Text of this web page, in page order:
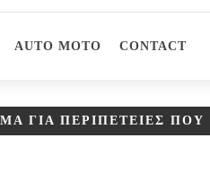
AUTO MOTO CONTACT
ΓΙΑ ΠΕΡΙΠΈΤΕΙΕΣ ΠΟΥ